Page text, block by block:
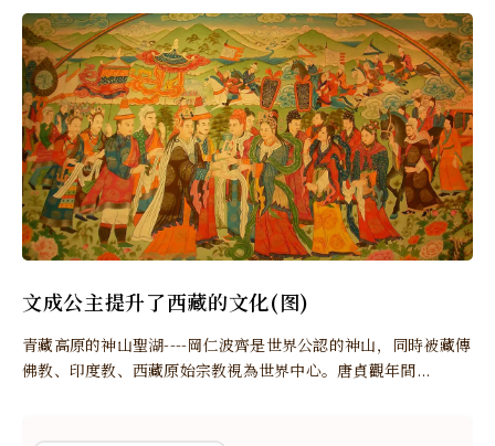
文成公主提升了西藏的文化(图)
青藏高原的神山聖湖----岡仁波齊是世界公認的神山，同時被藏傳
佛教、印度教、西藏原始宗教視為世界中心。唐貞觀年間...